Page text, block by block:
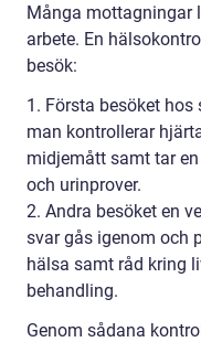
Många mottagningar
arbete. En
besök:
1. Första besöket
man kontrollerar
midjemått samt tar
och urinprover.
2. Andra besöket en
svar gås igenom och
hälsa samt råd kring
behandling.
Genom sådana